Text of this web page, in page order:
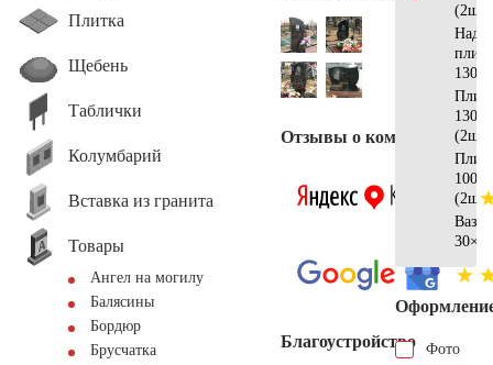
Плитка
Щебень
Таблички
Колумбарий
Вставка из гранита
Товары
Ангел на могилу
Балясины
Бордюр
Брусчатка
Отзывы о компании
Благоустройство
(2шт)
(2шт)
(2шт)
30×15
Фото